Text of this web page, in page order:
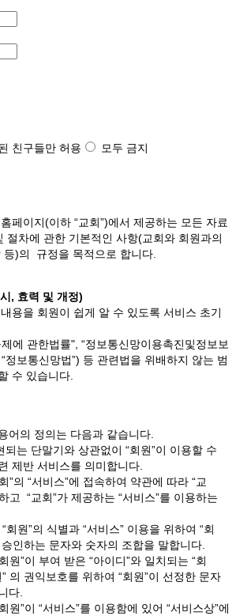
친구들만 허용
모두 금지
페이지(이하 “교회”)에서 제공하는 모든 자료
절차에 관한 기본적인 사항(교회와 회원과의
)의 규정을 목적으로 합니다.
, 효력 및 개정)
용을 회원이 쉽게 알 수 있도록 서비스 초기
에 관한법률", “정보통신망이용촉진및정보보
보통신망법”) 등 관련법을 위배하지 않는 범
수 있습니다.
어의 정의는 다음과 같습니다.
는 단말기와 상관없이 “회원”이 이용할 수
제반 서비스를 의미합니다.
”의 “서비스”에 접속하여 약관에 따라 “교
고 “교회”가 제공하는 “서비스”를 이용하는
원”의 식별과 “서비스” 이용을 위하여 “회
인하는 문자와 숫자의 조합을 말합니다.
원”이 부여 받은 “아이디”와 일치되는 “회
의 권익보호를 위하여 “회원”이 선정한 문자
다.
원”이 “서비스”를 이용함에 있어 “서비스상”에